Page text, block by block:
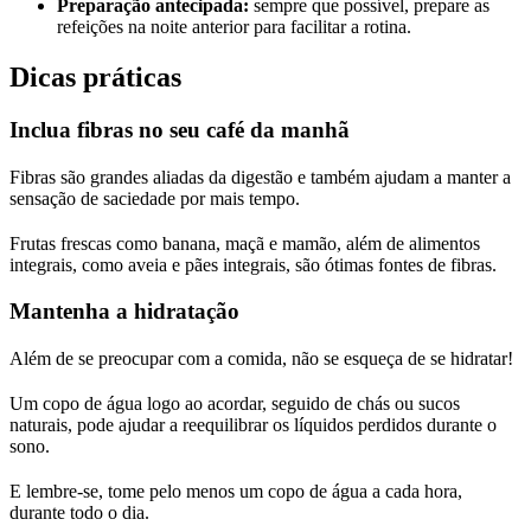
Preparação antecipada: sempre que possível, prepare as
refeições na noite anterior para facilitar a rotina.
Dicas práticas
Inclua fibras no seu café da manhã
Fibras são grandes aliadas da digestão e também ajudam a manter a
sensação de saciedade por mais tempo.
Frutas frescas como banana, maçã e mamão, além de alimentos
integrais, como aveia e pães integrais, são ótimas fontes de fibras.
Mantenha a hidratação
Além de se preocupar com a comida, não se esqueça de se hidratar!
Um copo de água logo ao acordar, seguido de chás ou sucos
naturais, pode ajudar a reequilibrar os líquidos perdidos durante o
sono.
E lembre-se, tome pelo menos um copo de água a cada hora,
durante todo o dia.